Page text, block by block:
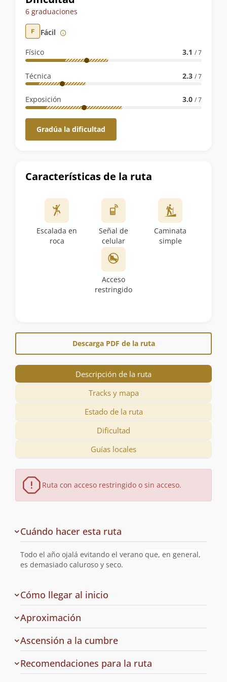
de
la
ruta
6 graduaciones
Fácil
Físico 3.1 / 7
Técnica 2.3 / 7
Exposición 3.0 / 7
Gradúa la dificultad
Características de la ruta
Escalada en
roca
Señal de
celular
Caminata
simple
Acceso
restringido
Descarga PDF de la ruta
Descripción de la ruta
Tracks y mapa
Estado de la ruta
Dificultad
Guías locales
Ruta con acceso restringido o sin acceso.
de
la
ruta
Cuándo hacer esta ruta
Todo el año ojalá evitando el verano que, en general,
es demasiado caluroso y seco.
Cómo llegar al inicio
la
Aproximación
Ascensión a la cumbre
Recomendaciones para la ruta